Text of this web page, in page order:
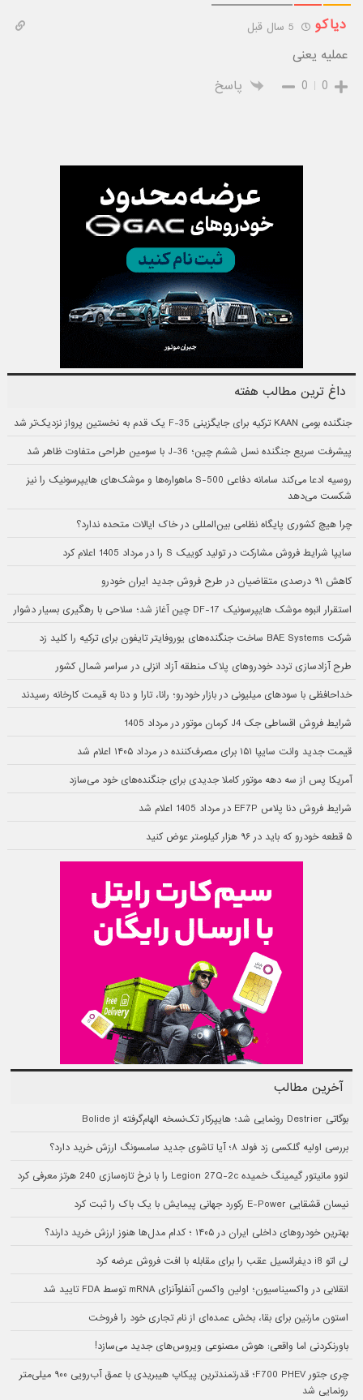
دیاکو
عملیه یعنی
0
0 پاسخ
داغ ترین مطالب هفته
جنگنده بومی KAAN ترکیه برای جایگزینی F-35 یک قدم به نخستین پرواز نزدیک‌تر شد
پیشرفت سریع جنگنده نسل ششم چین؛ J-36 با سومین طراحی متفاوت ظاهر شد
روسیه ادعا می‌کند سامانه دفاعی S-500 ماهواره‌ها و موشک‌های هایپرسونیک را نیز
شکست می‌دهد
چرا هیچ کشوری پایگاه نظامی بین‌المللی در خاک ایالات متحده ندارد؟
سایپا شرایط فروش مشارکت در تولید کوییک S را در مرداد 1405 اعلام کرد
کاهش ۹۱ درصدی متقاضیان در طرح فروش جدید ایران خودرو
استقرار انبوه موشک هایپرسونیک DF-17 چین آغاز شد؛ سلاحی با رهگیری بسیار دشوار
شرکت BAE Systems ساخت جنگنده‌های یوروفایتر تایفون برای ترکیه را کلید زد
طرح آزادسازی تردد خودروهای پلاک منطقه آزاد انزلی در سراسر شمال کشور
خداحافظی با سودهای میلیونی در بازار خودرو؛ رانا، تارا و دنا به قیمت کارخانه رسیدند
شرایط فروش اقساطی جک J4 کرمان موتور در مرداد 1405
قیمت جدید وانت سایپا ۱۵۱ برای مصرف‌کننده در مرداد ۱۴۰۵ اعلام شد
آمریکا پس از سه دهه موتور کاملا جدیدی برای جنگنده‌های خود می‌سازد
شرایط فروش دنا پلاس EF7P در مرداد 1405 اعلام شد
۵ قطعه خودرو که باید در ۹۶ هزار کیلومتر عوض کنید
آخرین مطالب
بوگاتی Destrier رونمایی شد؛ هایپرکار تک‌نسخه الهام‌گرفته از Bolide
بررسی اولیه گلکسی زد فولد ۸؛ آیا تاشوی جدید سامسونگ ارزش خرید دارد؟
لنوو مانیتور گیمینگ خمیده Legion 27Q-2c را با نرخ تازه‌سازی 240 هرتز معرفی کرد
نیسان قشقایی E-Power رکورد جهانی پیمایش با یک باک را ثبت کرد
بهترین خودروهای داخلی ایران در ۱۴۰۵ ؛ کدام مدل‌ها هنوز ارزش خرید دارند؟
لی اتو i8 دیفرانسیل عقب را برای مقابله با افت فروش عرضه کرد
انقلابی در واکسیناسیون؛ اولین واکسن آنفلوآنزای mRNA توسط FDA تایید شد
استون مارتین برای بقا، بخش عمده‌ای از نام تجاری خود را فروخت
باورنکردنی اما واقعی: هوش مصنوعی ویروس‌های جدید می‌سازد!
چری جتور F700 PHEV؛ قدرتمندترین پیکاپ هیبریدی با عمق آب‌رویی ۹۰۰ میلی‌متر
رونمایی شد